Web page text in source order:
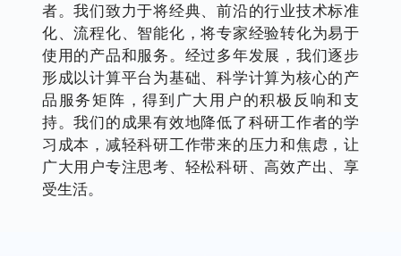
者。我们致力于将经典、前沿的行业技术标准
化、流程化、智能化，将专家经验转化为易于
使用的产品和服务。经过多年发展，我们逐步
形成以计算平台为基础、科学计算为核心的产
品服务矩阵，得到广大用户的积极反响和支
持。我们的成果有效地降低了科研工作者的学
习成本，减轻科研工作带来的压力和焦虑，让
广大用户专注思考、轻松科研、高效产出、享
受生活。